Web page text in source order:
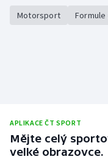
Veslování
Vodní slalom
Motorsport Formule
APLIKACE ČT SPORT
Mějte celý
velké obrazovce.